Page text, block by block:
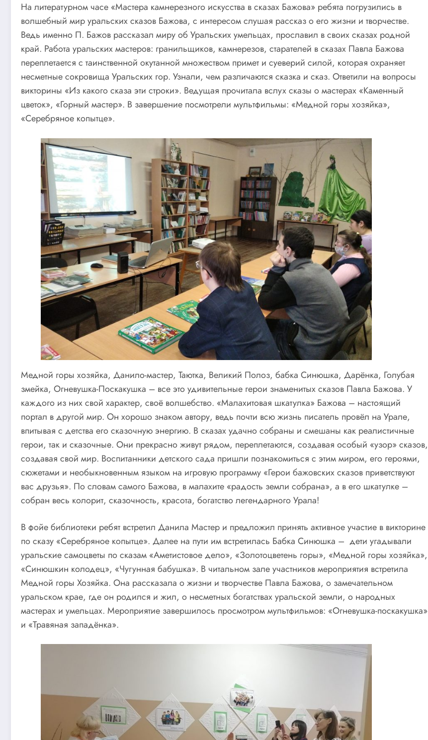
На литературном часе «Мастера камнерезного искусства в сказах Бажова» ребята погрузились в
волшебный мир уральских сказов Бажова, с интересом слушая рассказ о его жизни и творчестве.
Ведь именно П. Бажов рассказал миру об Уральских умельцах, прославил в своих сказах родной
край. Работа уральских мастеров: гранильщиков, камнерезов, старателей в сказах Павла Бажова
переплетается с таинственной окутанной множеством примет и суеверий силой, которая охраняет
несметные сокровища Уральских гор. Узнали, чем различаются сказка и сказ. Ответили на вопросы
викторины «Из какого сказа эти строки». Ведущая прочитала вслух сказы о мастерах «Каменный
цветок», «Горный мастер». В завершение посмотрели мультфильмы: «Медной горы хозяйка»,
«Серебряное копытце».
Медной горы хозяйка, Данило-мастер, Таютка, Великий Полоз, бабка Синюшка, Дарёнка, Голубая
змейка, Огневушка-Поскакушка – все это удивительные герои знаменитых сказов Павла Бажова. У
каждого из них свой характер, своё волшебство. «Малахитовая шкатулка» Бажова – настоящий
портал в другой мир. Он хорошо знаком автору, ведь почти всю жизнь писатель провёл на Урале,
впитывая с детства его сказочную энергию. В сказах удачно собраны и смешаны как реалистичные
герои, так и сказочные. Они прекрасно живут рядом, переплетаются, создавая особый «узор» сказов,
создавая свой мир. Воспитанники детского сада пришли познакомиться с этим миром, его героями,
сюжетами и необыкновенным языком на игровую программу «Герои бажовских сказов приветствуют
вас друзья». По словам самого Бажова, в малахите «радость земли собрана», а в его шкатулке –
собран весь колорит, сказочность, красота, богатство легендарного Урала!
В фойе библиотеки ребят встретил Данила Мастер и предложил принять активное участие в викторине
по сказу «Серебряное копытце». Далее на пути им встретилась Бабка Синюшка – дети угадывали
уральские самоцветы по сказам «Аметистовое дело», «Золотоцветень горы», «Медной горы хозяйка»,
«Синюшкин колодец», «Чугунная бабушка». В читальном зале участников мероприятия встретила
Медной горы Хозяйка. Она рассказала о жизни и творчестве Павла Бажова, о замечательном
уральском крае, где он родился и жил, о несметных богатствах уральской земли, о народных
мастерах и умельцах. Мероприятие завершилось просмотром мультфильмов: «Огневушка-поскакушка»
и «Травяная западёнка».